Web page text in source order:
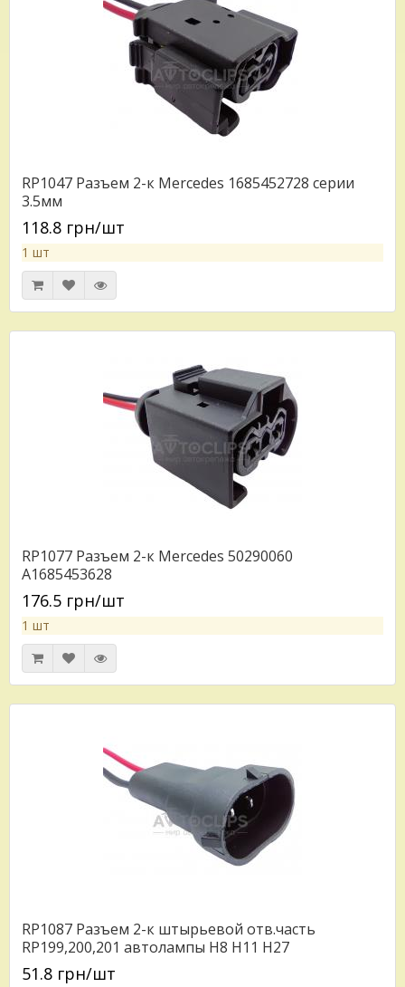
RP1047 Разъем 2-к Mercedes 1685452728 серии
3.5мм
118.8 грн/шт
1 шт
RP1077 Разъем 2-к Mercedes 50290060
A1685453628
176.5 грн/шт
1 шт
RP1087 Разъем 2-к штырьевой отв.часть
RP199,200,201 автолампы H8 H11 H27
51.8 грн/шт